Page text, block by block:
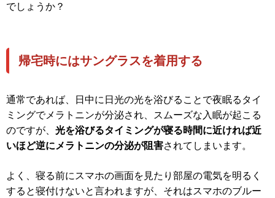
でしょうか？
帰宅時にはサングラスを着用する
通常であれば、日中に日光の光を浴びることで夜眠るタイ
ミングでメラトニンが分泌され、スムーズな入眠が起こる
のですが、 光を浴びるタイミングが寝る時間に近ければ近
いほど逆にメラトニンの分泌が阻害されてしまいます。
よく、寝る前にスマホの画面を見たり部屋の電気を明るく
すると寝付けないと言われますが、それはスマホのブルー